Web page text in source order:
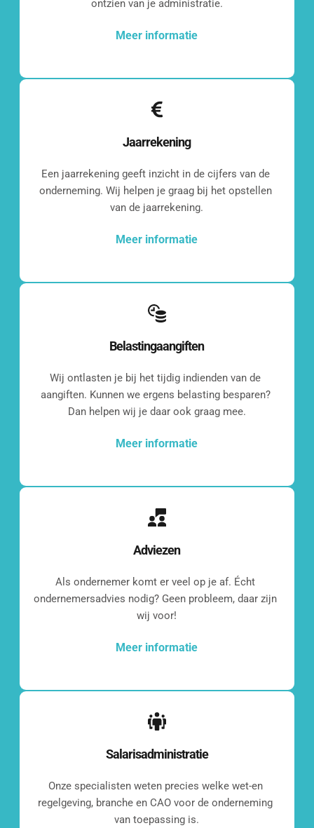
Even
kennismaken?
Wat vinden onze
klanten?
ontzien van je administratie.
Meer informatie
Jaarrekening
Een jaarrekening geeft inzicht in de cijfers van de
onderneming. Wij helpen je graag bij het opstellen
van de jaarrekening.
Meer informatie
Belastingaangiften
Wij ontlasten je bij het tijdig indienden van de
aangiften. Kunnen we ergens belasting besparen?
Dan helpen wij je daar ook graag mee.
Meer informatie
Adviezen
Als ondernemer komt er veel op je af. Écht
ondernemersadvies nodig? Geen probleem, daar zijn
wij voor!
Meer informatie
Salarisadministratie
Onze specialisten weten precies welke wet-en
regelgeving, branche en CAO voor de onderneming
van toepassing is.